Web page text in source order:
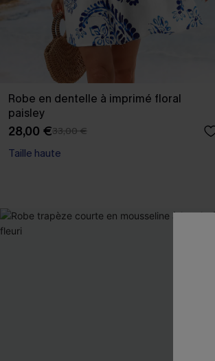
Robe en dentelle à imprimé floral
paisley
28,00 €33,00 €
Taille haute